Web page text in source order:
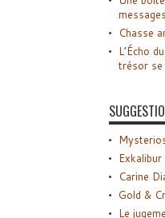
Chasse
L’Écho
trésor se
Exkalibur
Carine
Gold &
Le